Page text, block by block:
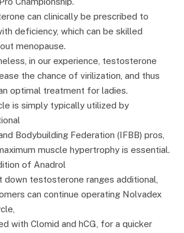
can clinically be prescribed to
deficiency, which can be skilled
menopause.
in our experience, testosterone
the chance of virilization, and thus
optimal treatment for ladies.
is simply typically utilized by
Bodybuilding Federation (IFBB) pros,
muscle hypertrophy is essential.
of Anadrol
down testosterone ranges additional,
can continue operating Nolvadex
with Clomid and hCG, for a quicker